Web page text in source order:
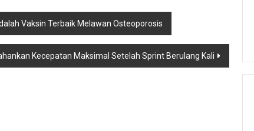
Vaksin Terbaik Melawan Osteoporosis
Kecepatan Maksimal Setelah Sprint Berulang Kali